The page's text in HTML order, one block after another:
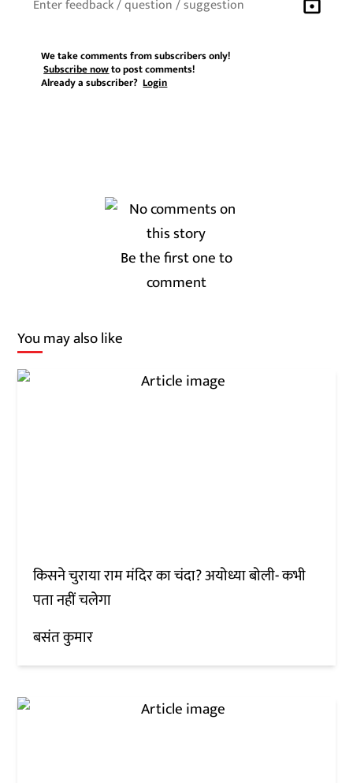
We take comments from subscribers only!
Subscribe nowto post comments!
Already a subscriber?Login
Be the first one to
comment
You may also like
किसने चुराया राम मंदिर का चंदा? अयोध्या बोली- कभी
पता नहीं चलेगा
बसंत कुमार